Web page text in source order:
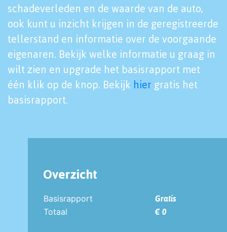
schadeverleden en de waarde van de auto,
ook kunt u inzicht krijgen in de geregistreerde
tellerstand en informatie over de voorgaande
eigenaren. Bekijk welke informatie u graag in
wilt zien en upgrade het basisrapport met
één klik op de knop. Bekijk hier gratis het
basisrapport.
Overzicht
Basisrapport
Gratis
Totaal
€ 0